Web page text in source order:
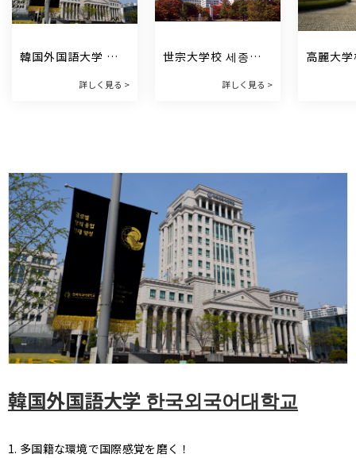
韓国外国語大学 한
詳しく見る >
世宗大学校 세종대
詳しく見る >
高麗大
韓国外国語大学 한국외국어대학교
1. 多国籍な環境で国際感覚を磨く！